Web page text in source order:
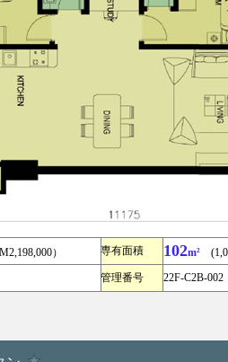
） 専有面積 102m²
管理番号 22F-C2B-002